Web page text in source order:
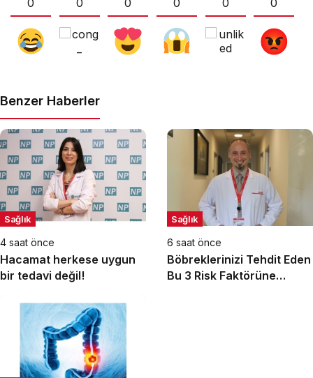
0 0 0 0 0 0
Benzer Haberler
Sağlık
4 saat önce
Hacamat herkese uygun
bir tedavi değil!
Sağlık
6 saat önce
Böbreklerinizi Tehdit Eden
Bu 3 Risk Faktörüne